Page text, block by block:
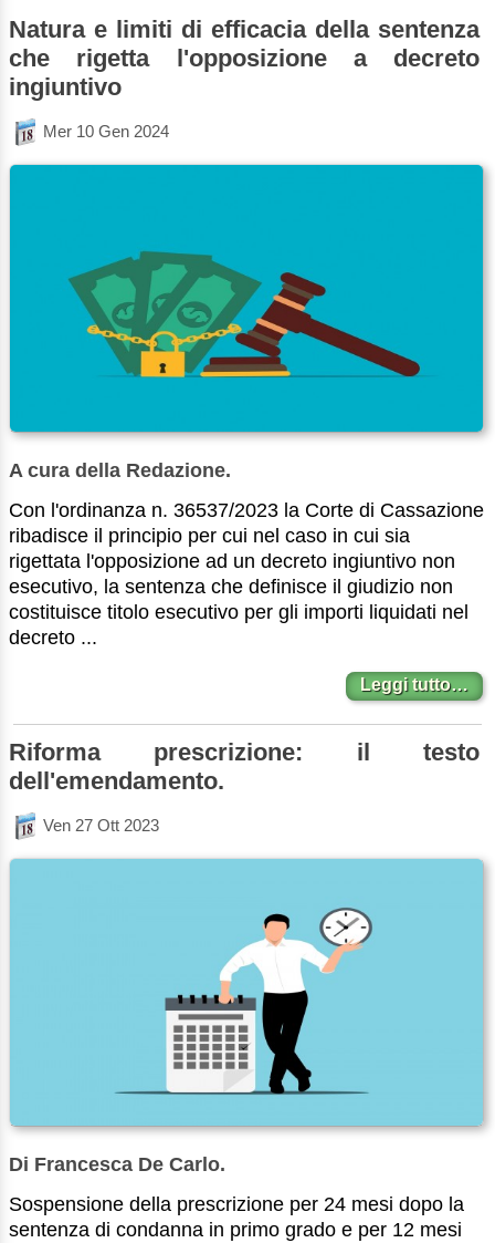
Natura e limiti di efficacia della sentenza
che rigetta l'opposizione a decreto
ingiuntivo
Mer 10 Gen 2024
A cura della Redazione.
Con l'ordinanza n. 36537/2023 la Corte di Cassazione
ribadisce il principio per cui nel caso in cui sia
rigettata l'opposizione ad un decreto ingiuntivo non
esecutivo, la sentenza che definisce il giudizio non
costituisce titolo esecutivo per gli importi liquidati nel
decreto ...
Leggi tutto…
Riforma prescrizione: il testo
dell'emendamento.
Ven 27 Ott 2023
Di Francesca De Carlo.
Sospensione della prescrizione per 24 mesi dopo la
sentenza di condanna in primo grado e per 12 mesi